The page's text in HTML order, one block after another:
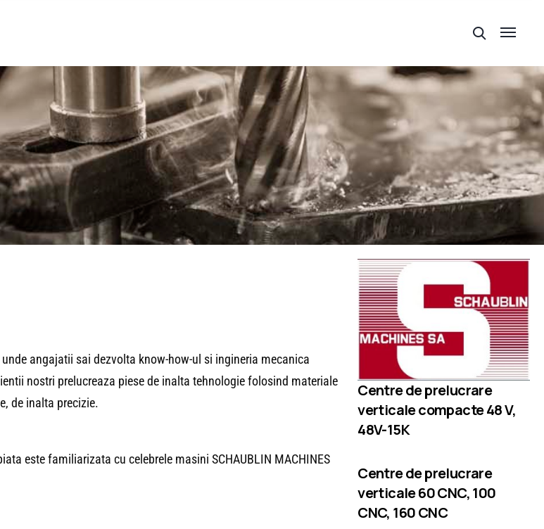
angajatii sai dezvolta know-how-ul si ingineria mecanica
nostri prelucreaza piese de inalta tehnologie folosind materiale
de inalta precizie.
este familiarizata cu celebrele masini SCHAUBLIN MACHINES
Centre de prelucrare
verticale compacte 48 V,
48V-15K
Centre de prelucrare
verticale 60 CNC, 100
CNC, 160 CNC